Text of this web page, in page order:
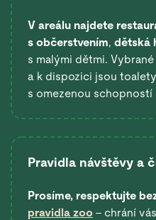
V areálu najdete
s občerstvením, dětská
s malými dětmi.
a k dispozici jsou
s omezenou schopností
Pravidla návštěvy a
Prosíme, respektujte
pravidla zoo – chrání